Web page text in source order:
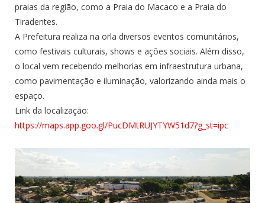
praias da região, como a Praia do Macaco e a Praia do
Tiradentes.
A Prefeitura realiza na orla diversos eventos comunitários,
como festivais culturais, shows e ações sociais. Além disso,
o local vem recebendo melhorias em infraestrutura urbana,
como pavimentação e iluminação, valorizando ainda mais o
espaço.
Link da localização:
https://maps.app.goo.gl/PucDMtRUJYTYW51d7?g_st=ipc